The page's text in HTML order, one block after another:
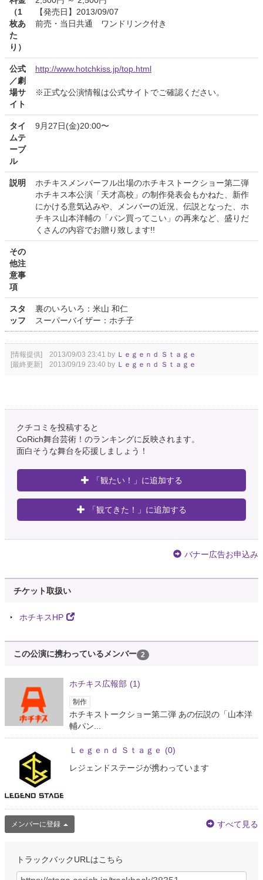
（1
枚あ
た
り）
【発売日】2013/09/07
前売・当日共通 ワンドリンク付き
公式
／劇
場サ
イト
http://www.hotchkiss.jp/top.html
※正式な公演情報は公式サイトでご確認ください。
タイ
ムテ
ーブ
ル
9月27日(金)20:00〜
説明
ホチキスメンバーフル出場のホチキストークショー第二弾
ホチキス本公演「天才高校」の制作発表会もかねた、新作
にかける意気込みや、メンバーの近況、伝説となった、ホ
チキス山本洋輔の「パン買ってこい」の再来など、盛りだ
くさんの内容でお贈り致します!!
その
他注
意事
項
スタ
ッフ
裏のいろいろ：米山 和仁
スーパーバイザー：ホチ子
[情報提供] 2013/09/03 23:41 by Ｌｅｇｅｎｄ Ｓｔａｇｅ
[最終更新] 2013/09/19 23:40 by Ｌｅｇｅｎｄ Ｓｔａｇｅ
クチコミを投稿すると
CoRich舞台芸術！のランキングに反映されます。
面白そうな舞台を応援しましょう！
「観たい！」に追加する
「観てきた！」に追加する
バナー広告お申込み
チケット取扱い
ホチキスHP
この公演に携わっているメンバー 2
ホチキス広報部 (1)
制作
ホチキストークショー第二弾 あの伝説の「山本洋
輔パン...
Ｌｅｇｅｎｄ Ｓｔａｇｅ
(0)
レジェンドステージが携わっています
メンバーに登録 すべて見る
トラックバックURLはこちら